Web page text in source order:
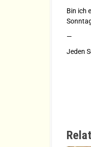
Bin ich
—
Jeden